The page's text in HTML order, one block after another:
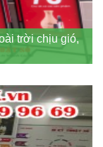
trời chịu gió,